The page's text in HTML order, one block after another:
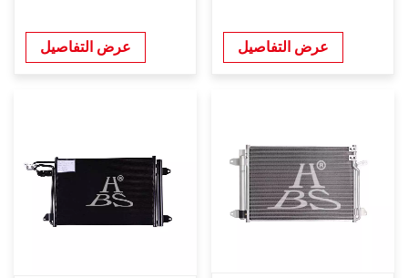
عرض التفاصيل عرض التفاصيل